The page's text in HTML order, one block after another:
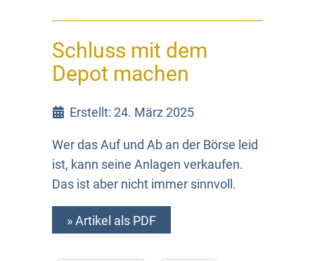
Schluss mit dem
Depot machen
Erstellt: 24. März 2025
Wer das Auf und Ab an der Börse leid
ist, kann seine Anlagen verkaufen.
Das ist aber nicht immer sinnvoll.
» Artikel als PDF